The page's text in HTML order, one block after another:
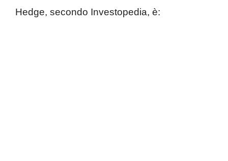
Hedge, secondo Investopedia, è: